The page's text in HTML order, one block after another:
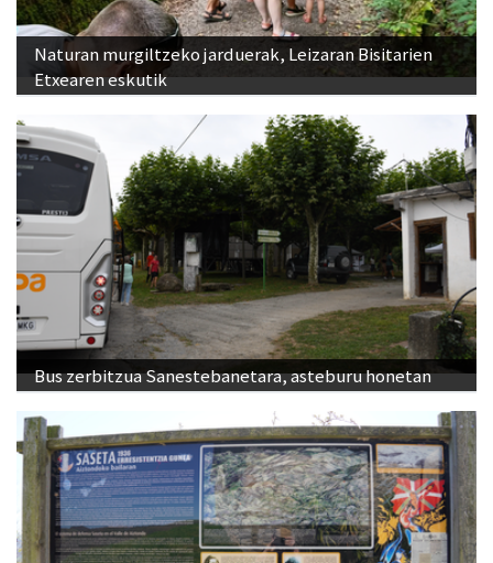
Naturan murgiltzeko jarduerak, Leizaran Bisitarien
Etxearen eskutik
Bus zerbitzua Sanestebanetara, asteburu honetan